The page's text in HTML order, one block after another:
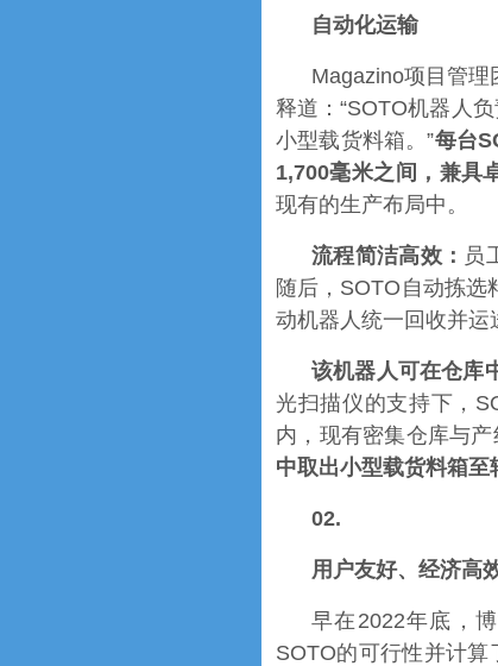
自动化运输
Magazino项目管
释道：“SOTO机器人
小型载货料箱。”每台
1,700毫米之间，兼具
现有的生产布局中。
流程简洁高效： 员
随后，SOTO自动拣选
动机器人统一回收并运
该机器人可在仓库
光扫描仪的支持下，
内，现有密集仓库与
中取出小型载货料箱至
02.
用户友好、经济高
早在2022年底，
SOTO的可行性并计